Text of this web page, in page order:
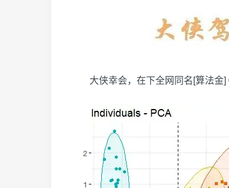
大侠幸会，在下全网同名[算法金